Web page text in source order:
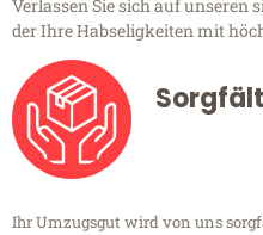
Verlassen Sie sich auf unseren
der Ihre Habseligkeiten mit
Ihr Umzugsgut wird von uns